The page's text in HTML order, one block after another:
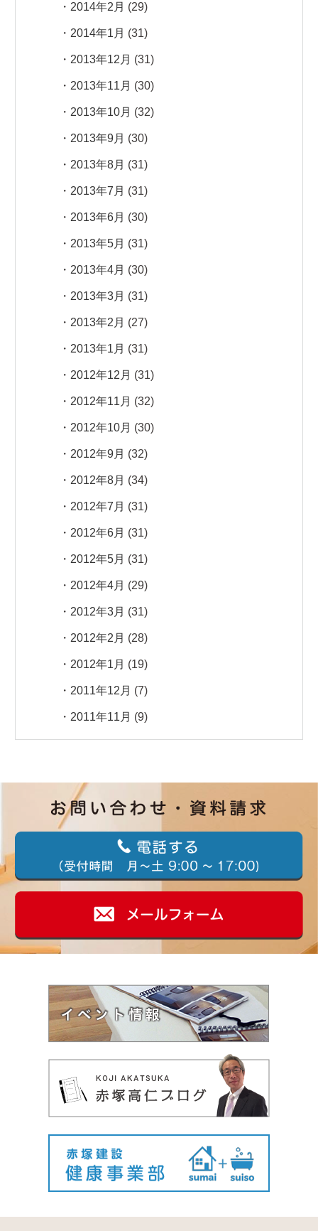
2014年2月 (29)
2014年1月 (31)
2013年12月 (31)
2013年11月 (30)
2013年10月 (32)
2013年9月 (30)
2013年8月 (31)
2013年7月 (31)
2013年6月 (30)
2013年5月 (31)
2013年4月 (30)
2013年3月 (31)
2013年2月 (27)
2013年1月 (31)
2012年12月 (31)
2012年11月 (32)
2012年10月 (30)
2012年9月 (32)
2012年8月 (34)
2012年7月 (31)
2012年6月 (31)
2012年5月 (31)
2012年4月 (29)
2012年3月 (31)
2012年2月 (28)
2012年1月 (19)
2011年12月 (7)
2011年11月 (9)